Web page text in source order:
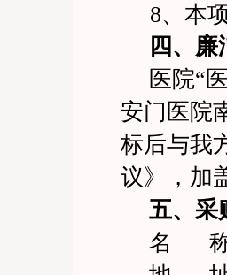
8、本
四、
医院“
安门医院
标后与我
议》，加
五、采
名